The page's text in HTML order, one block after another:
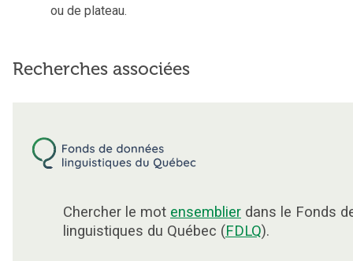
ou de plateau.
Recherches associées
Chercher le mot ensemblier dans le Fonds
linguistiques du Québec (FDLQ).